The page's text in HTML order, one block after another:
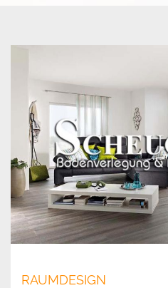
RAUMDESIGN